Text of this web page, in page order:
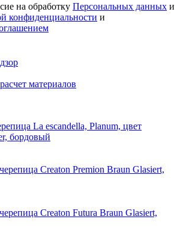
на обработку Персональных данных и
конфиденциальности и
материалов
La escandella, Planum, цвет
бордовый
Сreaton Premion Braun Glasiert,
Сreaton Futura Braun Glasiert,